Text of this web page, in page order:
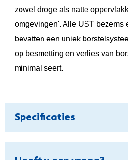
zowel droge als natte
omgevingen'. Alle UST bezems
bevatten een uniek
op besmetting en verlies van
minimaliseert.
Specificaties